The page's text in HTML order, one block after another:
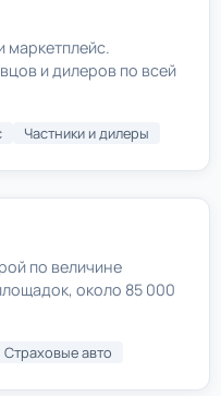
маркетплейс.
и дилеров по всей
Частники и дилеры
по величине
около 85 000
Страховые авто